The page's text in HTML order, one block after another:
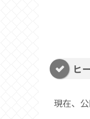
ヒ
現在、